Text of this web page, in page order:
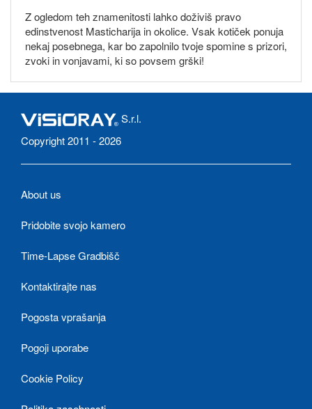
Z ogledom teh znamenitosti lahko doživiš pravo
edinstvenost Masticharija in okolice. Vsak kotiček ponuja
nekaj posebnega, kar bo zapolnilo tvoje spomine s prizori,
zvoki in vonjavami, ki so povsem grški!
S.r.l.
Copyright 2011 - 2026
About us
Pridobite svojo kamero
Time-Lapse Gradbišč
Kontaktirajte nas
Pogosta vprašanja
Pogoji uporabe
Cookie Policy